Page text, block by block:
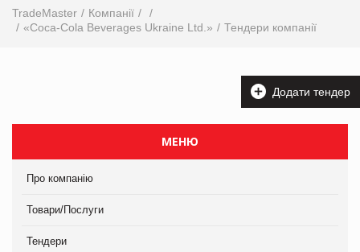
TradeMaster
Компанії
«Cocа-Cola Beverages Ukraine Ltd.»
Тендери компанії
Додати тендер
МЕНЮ
Про компанію
Товари/Послуги
Тендери